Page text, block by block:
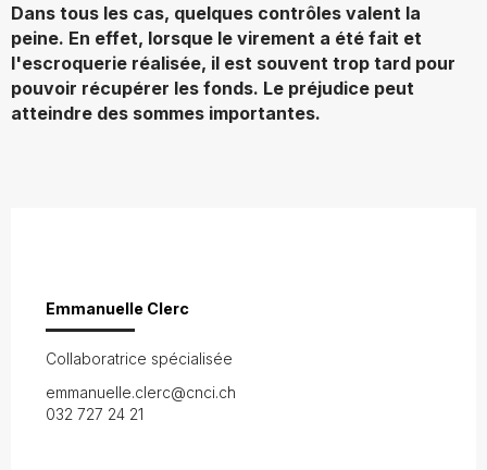
Dans tous les cas, quelques contrôles valent la
peine. En effet, lorsque le virement a été fait et
l'escroquerie réalisée, il est souvent trop tard pour
pouvoir récupérer les fonds. Le préjudice peut
atteindre des sommes importantes.
Emmanuelle Clerc
Collaboratrice spécialisée
emmanuelle.clerc@cnci.ch
032 727 24 21